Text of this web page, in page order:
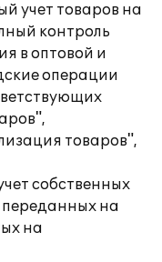
учет товаров на
контроль
в оптовой и
операции
товаров",
собственных
переданных на
на